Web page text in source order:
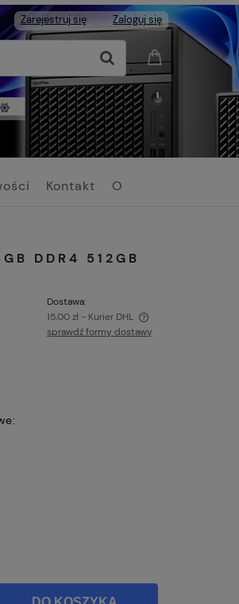
Zarejestruj się Zaloguj się
Kontakt
O
DDR4 512GB
Dostawa:
15,00 zł - Kurier DHL
sprawdź formy dostawy